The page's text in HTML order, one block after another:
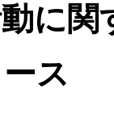
に関
ス